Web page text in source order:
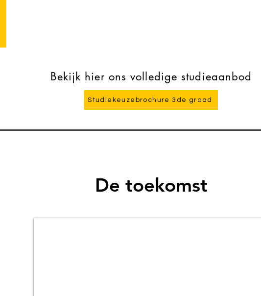
Bekijk hier ons volledige studieaanbod
Studiekeuzebrochure 3de graad
De toekomst